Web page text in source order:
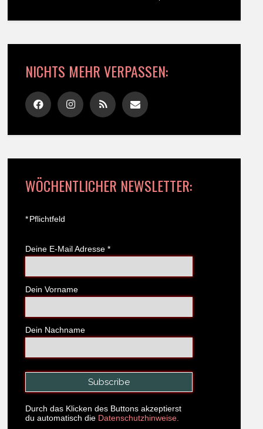
NICHTS MEHR VERPASSEN:
WÖCHENTLICHER NEWSLETTER:
*Pflichtfeld
Deine E-Mail Adresse *
Dein Vorname
Dein Nachname
Durch das Klicken des Buttons akzeptierst
du automatisch die Datenschutzhinweise.